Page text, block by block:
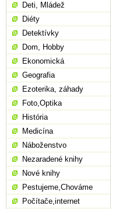
Deti, Mládež
Diéty
Detektívky
Dom, Hobby
Ekonomická
Geografia
Ezoterika, záhady
Foto,Optika
História
Medicína
Náboženstvo
Nezaradené knihy
Nové knihy
Pestujeme,Chováme
Počítače,internet